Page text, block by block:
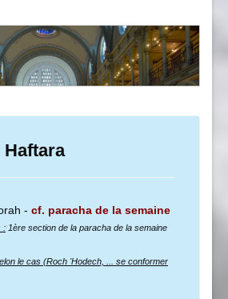
Haftara
- cf. paracha de la semaine
: 1ère section de la paracha de la semaine
le cas (Roch 'Hodech, ... se conformer